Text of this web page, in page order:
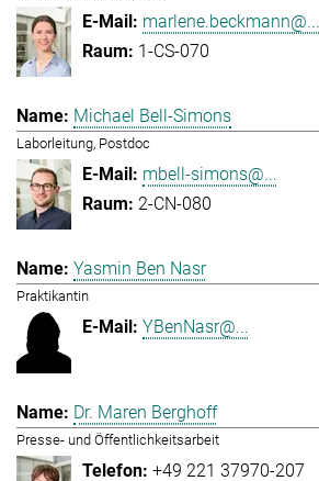
marlene.beckmann@...
1-CS-070
Michael Bell-Simons
Laborleitung, Postdoc
mbell-simons@...
2-CN-080
Yasmin Ben Nasr
Praktikantin
YBenNasr@...
Dr. Maren Berghoff
Presse- und Öffentlichkeitsarbeit
+49 221 37970-207